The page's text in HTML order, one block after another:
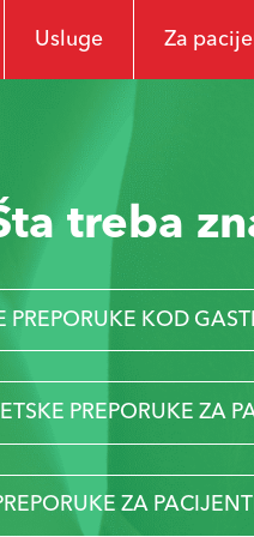
Usluge Za
treba
PREPORUKE KOD
PREPORUKE ZA
ZA